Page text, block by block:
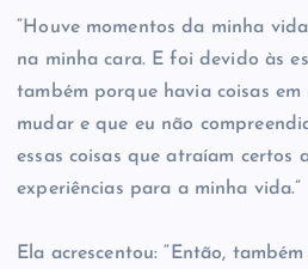
“Houve momentos da minha
na minha cara. E foi devido às
também porque havia coisas em
mudar e que eu não
essas coisas que atraíam certos
experiências para a minha vida.”
Ela acrescentou: “Então,